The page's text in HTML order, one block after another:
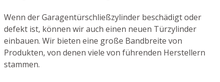
Wenn der Garagentürschließzylinder beschädigt oder
defekt ist, können wir auch einen neuen Türzylinder
einbauen. Wir bieten eine große Bandbreite von
Produkten, von denen viele von führenden Herstellern
stammen.